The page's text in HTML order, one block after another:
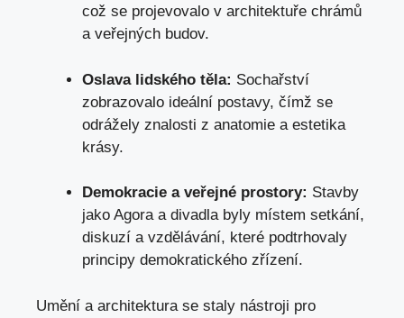
což se projevovalo v architektuře chrámů ​
a ⁣veřejných budov.
Oslava lidského těla: Sochařství
zobrazovalo ideální postavy, čímž se
odrážely znalosti z anatomie a estetika
krásy.
Demokracie a veřejné prostory: Stavby
⁣jako Agora⁢ a ‍divadla byly ‌místem setkání,
diskuzí a vzdělávání,​ které podtrhovaly
principy demokratického zřízení.
Umění a ⁣architektura se⁤ staly nástroji pro